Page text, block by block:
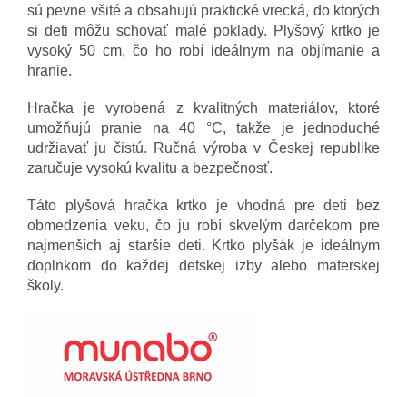
sú pevne všité a obsahujú praktické vrecká, do ktorých
si deti môžu schovať malé poklady. Plyšový krtko je
vysoký 50 cm, čo ho robí ideálnym na objímanie a
hranie.
Hračka je vyrobená z kvalitných materiálov, ktoré
umožňujú pranie na 40 °C, takže je jednoduché
udržiavať ju čistú. Ručná výroba v Českej republike
zaručuje vysokú kvalitu a bezpečnosť.
Táto plyšová hračka krtko je vhodná pre deti bez
obmedzenia veku, čo ju robí skvelým darčekom pre
najmenších aj staršie deti. Krtko plyšák je ideálnym
doplnkom do každej detskej izby alebo materskej
školy.